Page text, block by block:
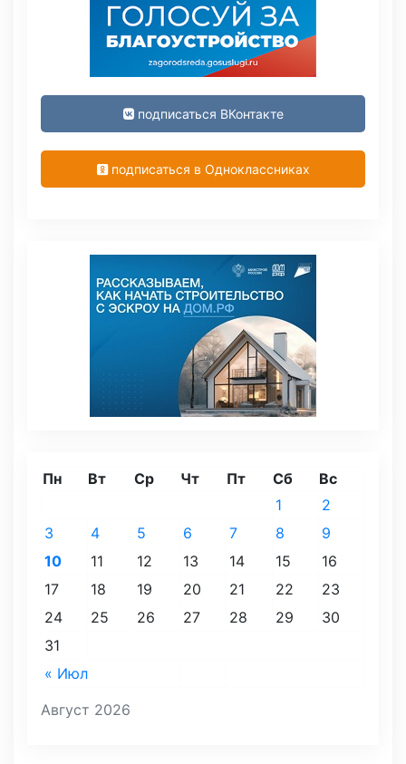
подписаться ВКонтакте
подписаться в Одноклассниках
Август 2026
Пн Вт Ср Чт Пт Сб Вс
« Июл
1
2
3
4 5 6 7 8
9
10
11 12 13 14 15
16
17
18 19 20 21 22
23
24
25 26 27 28 29
30
31